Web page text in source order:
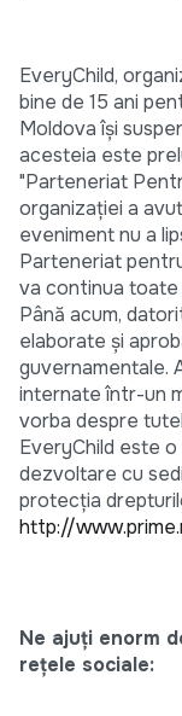
EveryChild,
bine de 15 ani
Moldova îşi
acesteia este
"Parteneriat
organizaţiei a
eveniment nu a
Parteneriat
va continua toate
Până acum,
elaborate şi
guvernamentale.
internate într-un
vorba despre
EveryChild este
dezvoltare cu
protecţia
http://
Ne ajuți enorm
rețele sociale: